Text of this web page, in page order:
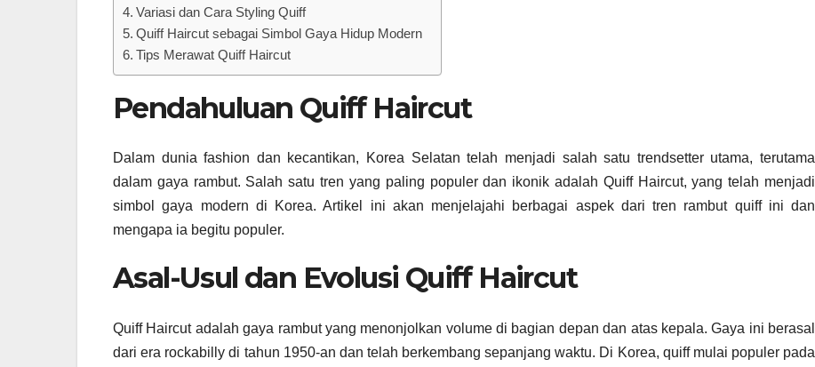
Variasi dan Cara Styling Quiff
Quiff Haircut sebagai Simbol Gaya Hidup Modern
Tips Merawat Quiff Haircut
Pendahuluan Quiff Haircut
Dalam dunia fashion dan kecantikan, Korea Selatan telah menjadi salah satu trendsetter utama, terutama
dalam gaya rambut. Salah satu tren yang paling populer dan ikonik adalah Quiff Haircut, yang telah menjadi
simbol gaya modern di Korea. Artikel ini akan menjelajahi berbagai aspek dari tren rambut quiff ini dan
mengapa ia begitu populer.
Asal-Usul dan Evolusi Quiff Haircut
Quiff Haircut adalah gaya rambut yang menonjolkan volume di bagian depan dan atas kepala. Gaya ini berasal
dari era rockabilly di tahun 1950-an dan telah berkembang sepanjang waktu. Di Korea, quiff mulai populer pada